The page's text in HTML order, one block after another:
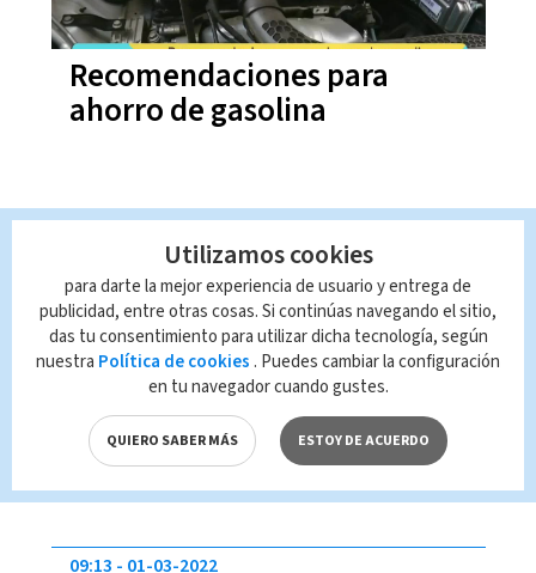
Recomendaciones para
ahorro de gasolina
09:13 01-03-2022
Utilizamos cookies
para darte la mejor experiencia de usuario y entrega de
publicidad, entre otras cosas. Si continúas navegando el sitio,
das tu consentimiento para utilizar dicha tecnología, según
nuestra Política de cookies . Puedes cambiar la configuración
en tu navegador cuando gustes.
QUIERO SABER MÁS ESTOY DE ACUERDO